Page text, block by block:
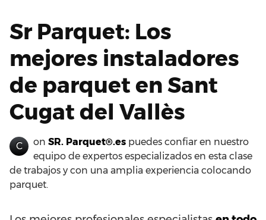
Sr Parquet: Los
mejores instaladores
de parquet en Sant
Cugat del Vallès
C on SR. Parquet®.es puedes confiar en nuestro
equipo de expertos especializados en esta clase
de trabajos y con una amplia experiencia colocando
parquet.